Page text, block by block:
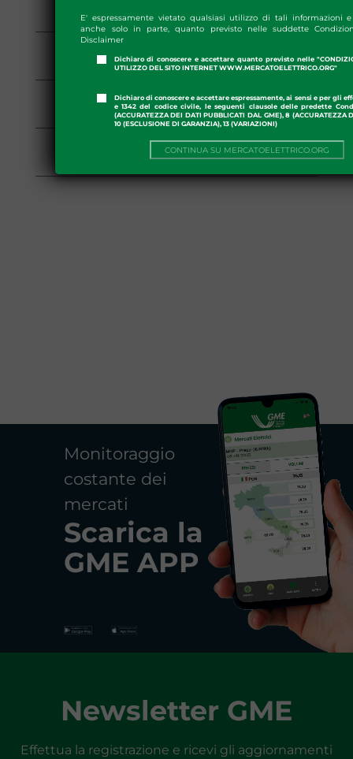
E' espressamente vietato qualsiasi utilizzo di tali informazioni
anche solo in parte, quanto previsto nelle suddette
Disclaimer
Dichiaro di conoscere e accettare quanto previsto nelle
UTILIZZO DEL SITO INTERNET WWW.MERCATOELETTRICO.ORG"
Dichiaro di conoscere e accettare espressamente, ai sensi e per gli
e 1342 del codice civile, le seguenti clausole delle predette
(ACCURATEZZA DEI DATI PUBBLICATI DAL GME), 8 (ACCURATEZZA
10 (ESCLUSIONE DI GARANZIA), 13 (VARIAZIONI)
CONTINUA SU MERCATOELETTRICO.ORG
Regolamento PAR
Abrogato il 09/07/2018
Regolamento PAR
Abrogato il 21/06/2018
Regolamento PAR
Abrogato il 08/06/2018
Regolamento PAR
Monitoraggio
costante dei
mercati
Scarica la
GME APP
Newsletter GME
Effettua la registrazione e ricevi gli aggiornamenti